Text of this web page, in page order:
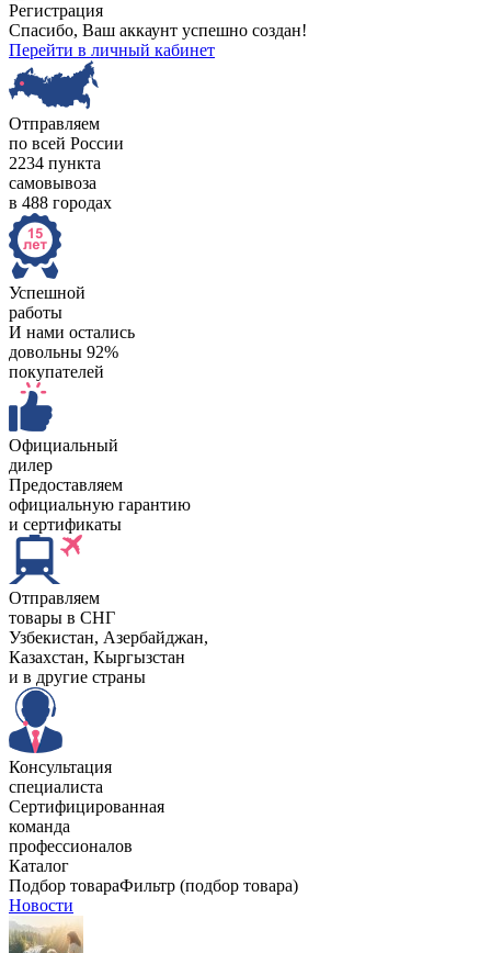
Регистрация
Спасибо, Ваш аккаунт успешно создан!
Перейти в личный кабинет
Отправляем
по всей России
2234 пункта
самовывоза
в 488 городах
Успешной
работы
И нами остались
довольны 92%
покупателей
Официальный
дилер
Предоставляем
официальную гарантию
и сертификаты
Отправляем
товары в СНГ
Узбекистан, Aзербайджан,
Казахстан, Кыргызстан
и в другие страны
Консультация
специалиста
Сертифицированная
команда
профессионалов
Каталог
Подбор товараФильтр (подбор товара)
Новости